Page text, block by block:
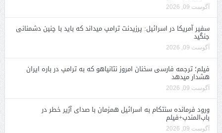
آگوست 09, 2026
سفیر آمریکا در اسرائیل: پرزیدنت ترامپ میداند که باید با چنین دشمنانی
جنگید
آگوست 09, 2026
فیلم؛ ترجمه فارسی سخنان امروز نتانیاهو که به ترامپ در باره ایران
هشدار میدهد
آگوست 09, 2026
ورود فرمانده سنتکام به اسرائیل همزمان با صدای آژیر خطر در
باب‌المندب+فیلم
آگوست 09, 2026